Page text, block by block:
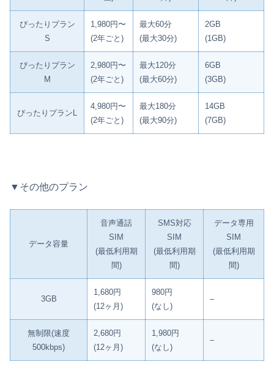
ぴったりプラン
S
1,980円〜
(2年ごと)
最大60分
(最大30分)
2GB
(1GB)
ぴったりプラン
M
2,980円〜
(2年ごと)
最大120分
(最大60分)
6GB
(3GB)
ぴったりプランL
4,980円〜
(2年ごと)
最大180分
(最大90分)
14GB
(7GB)
▼その他のプラン
データ容量
音声通話
SIM
(最低利用期
間)
SMS対応
SIM
(最低利用期
間)
データ専用
SIM
(最低利用期
間)
3GB
1,680円
(12ヶ月)
980円
(なし)
–
無制限(速度
500kbps)
2,680円
(12ヶ月)
1,980円
(なし)
–